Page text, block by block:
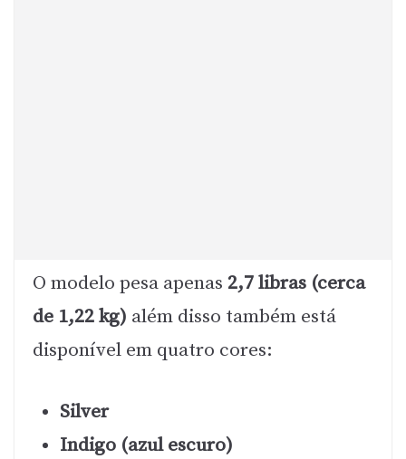
O modelo pesa apenas 2,7 libras (cerca
de 1,22 kg) além disso também está
disponível em quatro cores:
Silver
Indigo (azul escuro)